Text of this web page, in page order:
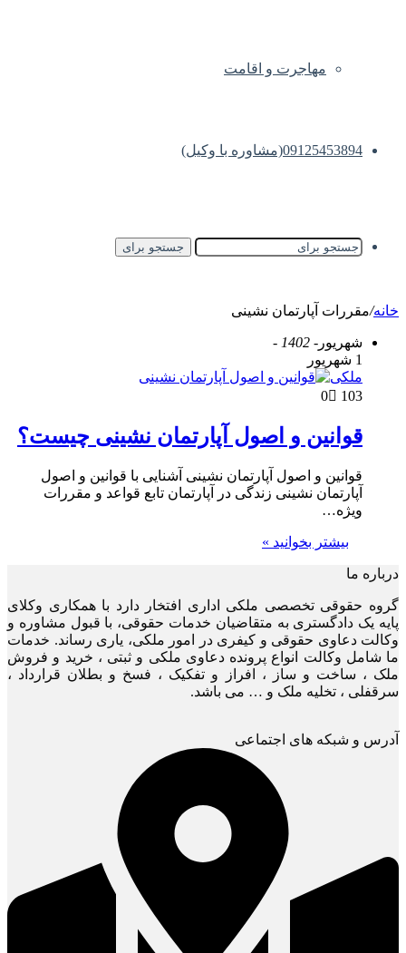
مهاجرت و اقامت
09125453894(مشاوره با وکیل)
جستجو برای
خانه/مقررات آپارتمان نشینی
شهریور - 1402 -
1 شهریور
ملکی
0
103
قوانین و اصول آپارتمان نشینی چیست؟
قوانین و اصول آپارتمان نشینی آشنایی با قوانین و اصول
آپارتمان نشینی زندگی در آپارتمان تابع قواعد و مقررات
ویژه…
بیشتر بخوانید »
درباره ما
گروه حقوقی تخصصی ملکی اداری افتخار دارد با همکاری وکلای
پایه یک دادگستری به متقاضیان خدمات حقوقی، با قبول مشاوره و
وکالت دعاوی حقوقی و کیفری در امور ملکی، یاری رساند. خدمات
ما شامل وکالت انواع پرونده دعاوی ملکی و ثبتی ، خرید و فروش
ملک ، ساخت و ساز ، افراز و تفکیک ، فسخ و بطلان قرارداد ،
سرقفلی ، تخلیه ملک و … می باشد.
آدرس و شبکه های اجتماعی